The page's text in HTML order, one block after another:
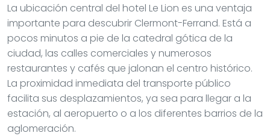
La ubicación central del hotel Le Lion es una ventaja
importante para descubrir Clermont-Ferrand. Está a
pocos minutos a pie de la catedral gótica de la
ciudad, las calles comerciales y numerosos
restaurantes y cafés que jalonan el centro histórico.
La proximidad inmediata del transporte público
facilita sus desplazamientos, ya sea para llegar a la
estación, al aeropuerto o a los diferentes barrios de la
aglomeración.